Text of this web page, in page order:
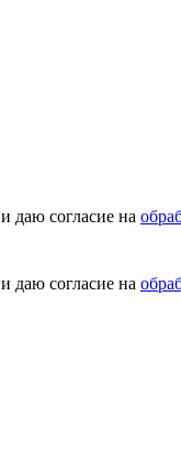
и даю согласие на
и даю согласие на